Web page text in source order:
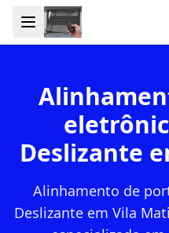
Deslizante
Alinhamento de
Deslizante em Vila